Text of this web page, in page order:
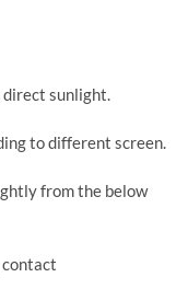
direct sunlight.
to different screen.
from the below
contact